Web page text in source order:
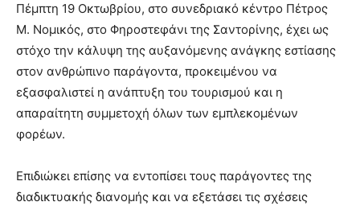
Πέμπτη 19 Οκτωβρίου, στο συνεδριακό κέντρο Πέτρος
Μ. Νομικός, στο Φηροστεφάνι της Σαντορίνης, έχει ως
στόχο την κάλυψη της αυξανόμενης ανάγκης εστίασης
στον ανθρώπινο παράγοντα, προκειμένου να
εξασφαλιστεί η ανάπτυξη του τουρισμού και η
απαραίτητη συμμετοχή όλων των εμπλεκομένων
φορέων.
Επιδιώκει επίσης να εντοπίσει τους παράγοντες της
διαδικτυακής διανομής και να εξετάσει τις σχέσεις